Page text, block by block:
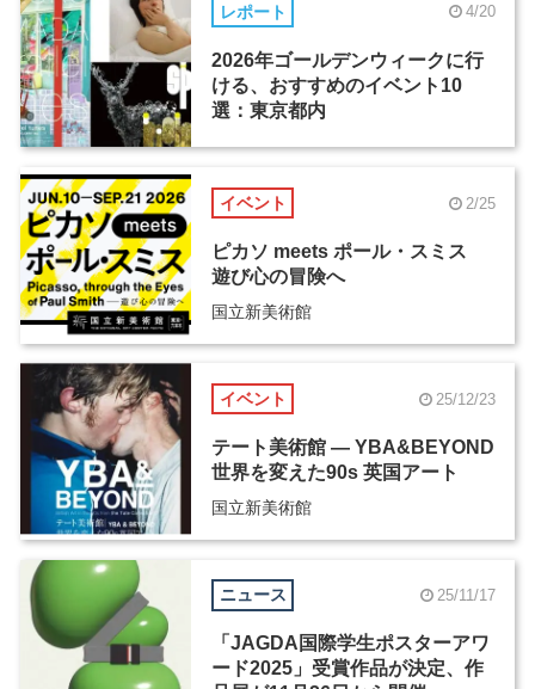
レポート 4/20
2026年ゴールデンウィークに行
ける、おすすめのイベント10
選：東京都内
イベント 2/25
ピカソ meets ポール・スミス
遊び心の冒険へ
国立新美術館
イベント 25/12/23
テート美術館 ― YBA&BEYOND
世界を変えた90s 英国アート
国立新美術館
ニュース 25/11/17
「JAGDA国際学生ポスターアワ
ード2025」受賞作品が決定、作